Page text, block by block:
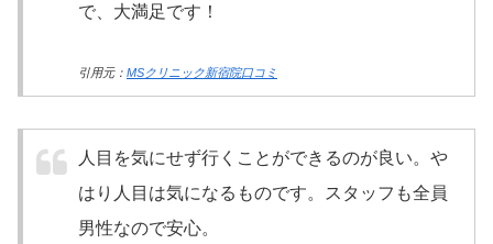
で、大満足です！
引用元： MSクリニック新宿院口コミ
人目を気にせず行くことができるのが良い。や
はり人目は気になるものです。スタッフも全員
男性なので安心。